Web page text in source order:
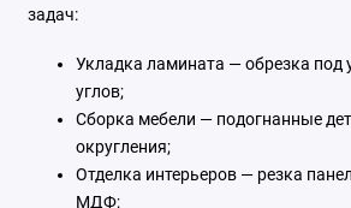
задач:
Укладка ламината — обрезка под
углов;
Сборка мебели — подогнанные
округления;
Отделка интерьеров — резка
МДФ;